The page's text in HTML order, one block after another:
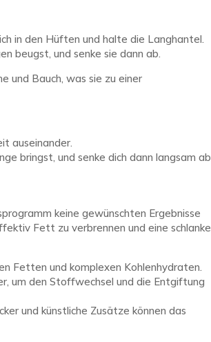
in den Hüften und halte die Langhantel.
beugst, und senke sie dann ab.
und Bauch, was sie zu einer
auseinander.
bringst, und senke dich dann langsam ab.
keine gewünschten Ergebnisse
Fett zu verbrennen und eine schlanke
Fetten und komplexen Kohlenhydraten.
um den Stoffwechsel und die Entgiftung
und künstliche Zusätze können das